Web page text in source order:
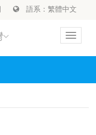
語系：繁體中文
Toggle